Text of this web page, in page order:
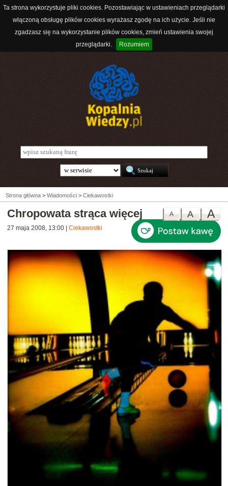
Ta strona wykorzystuje pliki cookies. Pozostawiając w ustawieniach przeglądarki
włączoną obsługę plików cookies wyrażasz zgodę na ich użycie. Jeśli nie
zgadzasz się na wykorzystanie plików cookies, zmień ustawienia swojej
przeglądarki.
Rozumiem
Strona główna > Wiadomości > Ciekawostki
A
A
A
Chropowata strąca więcej
27 maja 2008, 13:00 Ciekawostki